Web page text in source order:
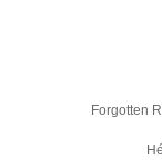
Forgotten